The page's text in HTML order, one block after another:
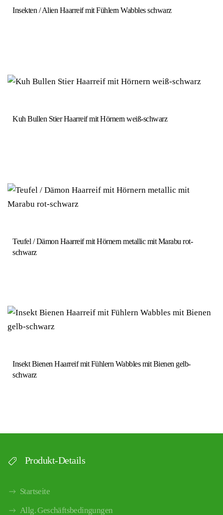
Insekten / Alien Haarreif mit Fühlern Wabbles schwarz
Kuh Bullen Stier Haarreif mit Hörnern weiß-schwarz
Teufel / Dämon Haarreif mit Hörnern metallic mit Marabu rot-
schwarz
Insekt Bienen Haarreif mit Fühlern Wabbles mit Bienen gelb-
schwarz
Produkt-Details
Startseite
Allg. Geschäftsbedingungen